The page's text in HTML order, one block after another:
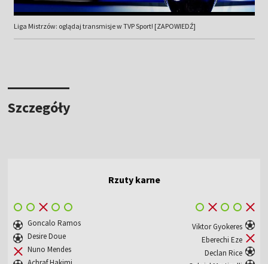
Liga Mistrzów: oglądaj transmisje w TVP Sport! [ZAPOWIEDŹ]
Szczegóły
Rzuty karne
Goncalo Ramos
Desire Doue
Nuno Mendes
Viktor Gyokeres
Eberechi Eze
Declan Rice